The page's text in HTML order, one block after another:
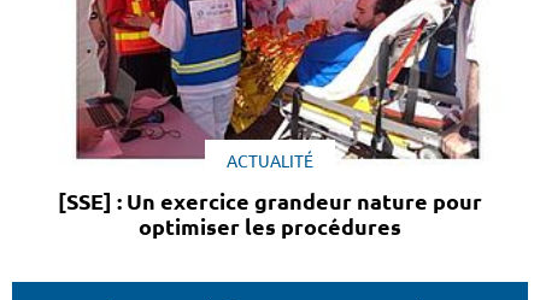
ACTUALITÉ
[SSE] : Un exercice grandeur nature pour
optimiser les procédures